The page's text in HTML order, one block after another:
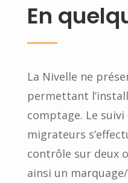
En
La Nivelle ne
permettant
comptage. Le
migrateurs
contrôle sur deux
ainsi un